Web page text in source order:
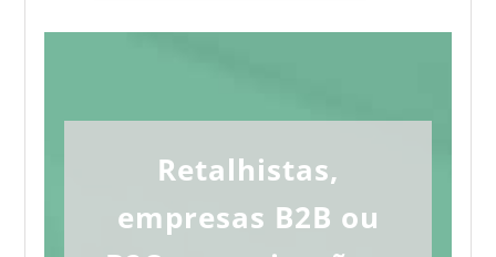
Retalhistas,
empresas B2B ou